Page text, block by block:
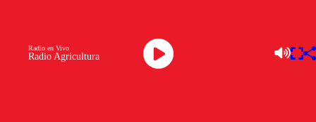
SECRETO BANCARIO
Radio Agricultura
Radio en Vivo